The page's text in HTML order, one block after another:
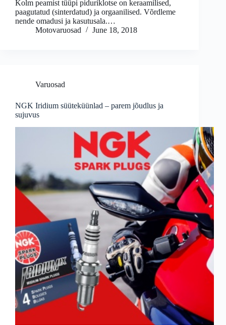
Kolm peamist tüüpi piduriklotse on keraamilised,
paagutatud (sinterdatud) ja orgaanilised. Võrdleme
nende omadusi ja kasutusala.…
Motovaruosad
June 18, 2018
Varuosad
NGK Iridium süüteküünlad – parem jõudlus ja
sujuvus